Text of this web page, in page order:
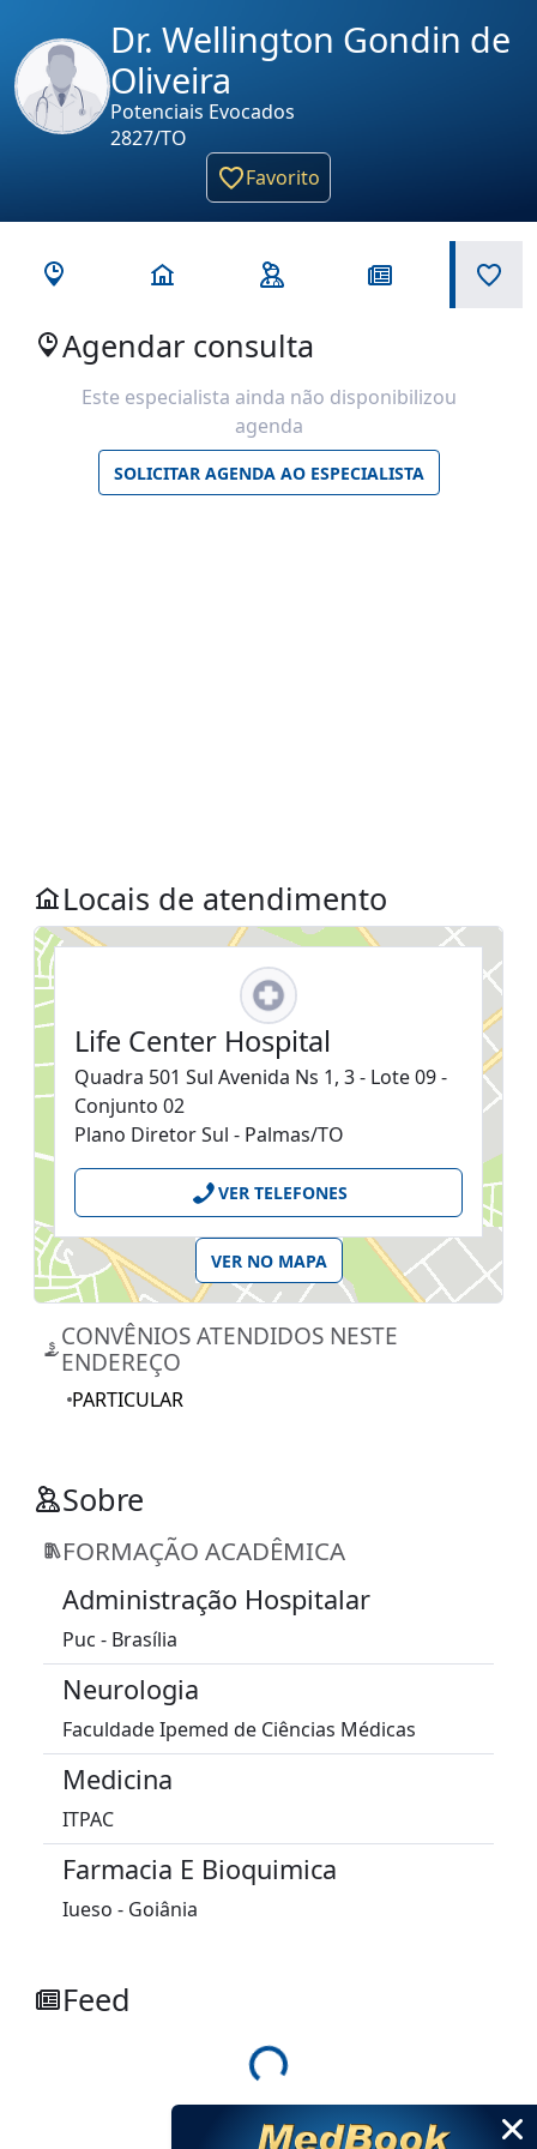
Dr. Wellington Gondin de
Oliveira
Potenciais Evocados
2827/TO
Favorito
Agendar consulta
Locais de atendimento
Life Center Hospital
Quadra 501 Sul Avenida Ns 1, 3 - Lote 09 -
Conjunto 02
Plano Diretor Sul - Palmas/TO
VER TELEFONES
VER NO MAPA
CONVÊNIOS ATENDIDOS NESTE
ENDEREÇO
PARTICULAR
Sobre
FORMAÇÃO ACADÊMICA
Administração Hospitalar
Puc - Brasília
Neurologia
Faculdade Ipemed de Ciências Médicas
Medicina
ITPAC
Farmacia E Bioquimica
Iueso - Goiânia
Feed
Loading...